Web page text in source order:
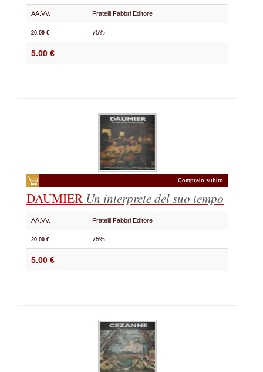
AA.VV. Fratelli Fabbri Editore
20.00 € 75%
5.00 €
Compralo subito
DAUMIER Un interprete del suo tempo
AA.VV. Fratelli Fabbri Editore
20.00 € 75%
5.00 €